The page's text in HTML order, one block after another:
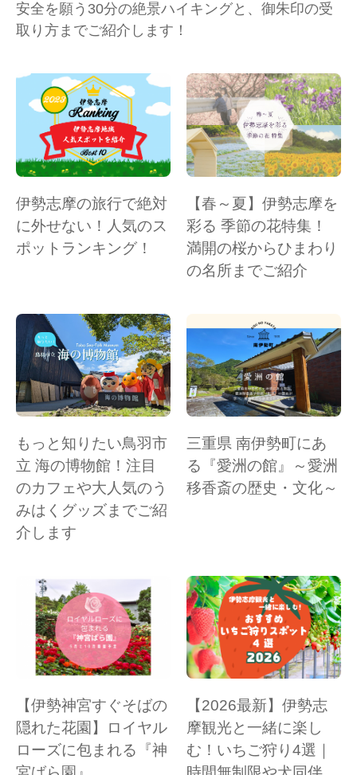
安全を願う30分の絶景ハイキングと、御朱印の受
取り方までご紹介します！
伊勢志摩の旅行で絶対
に外せない！人気のス
ポットランキング！
【春～夏】伊勢志摩を
彩る 季節の花特集！
満開の桜からひまわり
の名所までご紹介
もっと知りたい鳥羽市
立 海の博物館！注目
のカフェや大人気のう
みはくグッズまでご紹
介します
三重県 南伊勢町にあ
る『愛洲の館』～愛洲
移香斎の歴史・文化～
【伊勢神宮すぐそばの
隠れた花園】ロイヤル
ローズに包まれる『神
【2026最新】伊勢志
摩観光と一緒に楽し
む！いちご狩り4選｜